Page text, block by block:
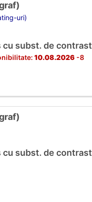
uri)
cu subst. de contrast
10.08.2026 -8
cu subst. de contrast